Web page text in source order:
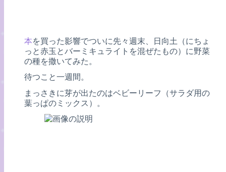
本を買った影響でついに先々週末、日向土（にちょ
っと赤玉とバーミキュライトを混ぜたもの）に野菜
の種を撒いてみた。
待つこと一週間。
まっさきに芽が出たのはベビーリーフ（サラダ用の
葉っぱのミックス）。